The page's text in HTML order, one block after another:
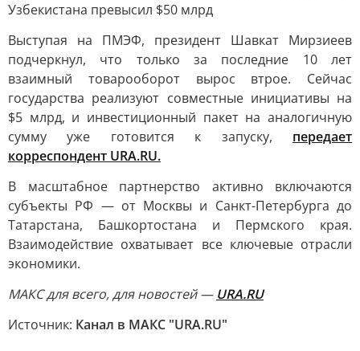
Узбекистана превысил $50 млрд
Выступая на ПМЭФ, президент Шавкат Мирзиеев
подчеркнул, что только за последние 10 лет
взаимный товарооборот вырос втрое. Сейчас
государства реализуют совместные инициативы на
$5 млрд, и инвестиционный пакет на аналогичную
сумму уже готовится к запуску, передает
корреспондент URA.RU.
В масштабное партнерство активно включаются
субъекты РФ — от Москвы и Санкт-Петербурга до
Татарстана, Башкортостана и Пермского края.
Взаимодействие охватывает все ключевые отрасли
экономики.
MAКС для всего, для новостей — URA.RU
Источник: Канал в МАКС "URA.RU"